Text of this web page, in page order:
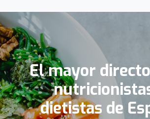
El mayor
dietistas de